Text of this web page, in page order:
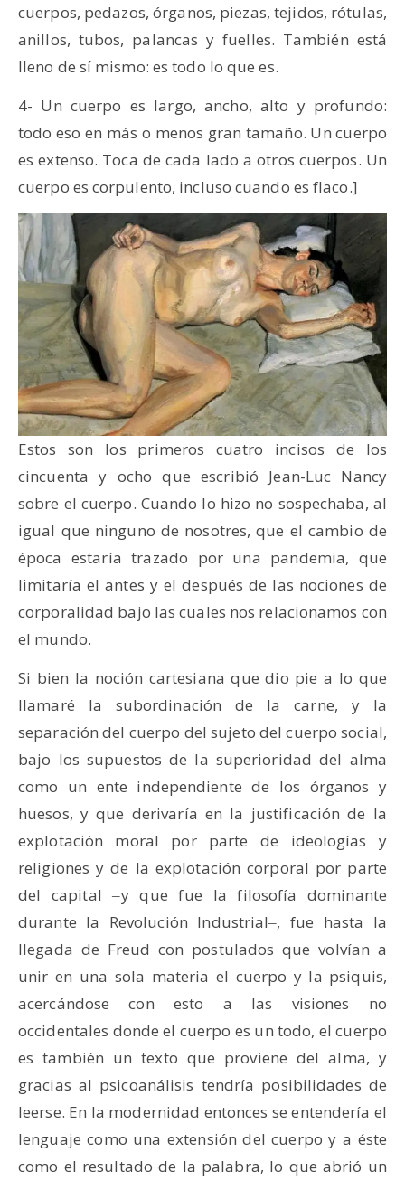
cuerpos, pedazos, órganos, piezas, tejidos, rótulas,
anillos, tubos, palancas y fuelles. También está
lleno de sí mismo: es todo lo que es.
4- Un cuerpo es largo, ancho, alto y profundo:
todo eso en más o menos gran tamaño. Un cuerpo
es extenso. Toca de cada lado a otros cuerpos. Un
cuerpo es corpulento, incluso cuando es flaco.]
Estos son los primeros cuatro incisos de los
cincuenta y ocho que escribió Jean-Luc Nancy
sobre el cuerpo. Cuando lo hizo no sospechaba, al
igual que ninguno de nosotres, que el cambio de
época estaría trazado por una pandemia, que
limitaría el antes y el después de las nociones de
corporalidad bajo las cuales nos relacionamos con
el mundo.
Si bien la noción cartesiana que dio pie a lo que
llamaré la subordinación de la carne, y la
separación del cuerpo del sujeto del cuerpo social,
bajo los supuestos de la superioridad del alma
como un ente independiente de los órganos y
huesos, y que derivaría en la justificación de la
explotación moral por parte de ideologías y
religiones y de la explotación corporal por parte
del capital ‒y que fue la filosofía dominante
durante la Revolución Industrial‒, fue hasta la
llegada de Freud con postulados que volvían a
unir en una sola materia el cuerpo y la psiquis,
acercándose con esto a las visiones no
occidentales donde el cuerpo es un todo, el cuerpo
es también un texto que proviene del alma, y
gracias al psicoanálisis tendría posibilidades de
leerse. En la modernidad entonces se entendería el
lenguaje como una extensión del cuerpo y a éste
como el resultado de la palabra, lo que abrió un